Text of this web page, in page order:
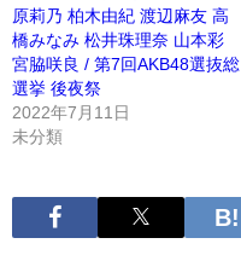
原莉乃 柏木由紀 渡辺麻友 高
橋みなみ 松井珠理奈 山本彩
宮脇咲良 / 第7回AKB48選抜総
選挙 後夜祭
2022年7月11日
未分類